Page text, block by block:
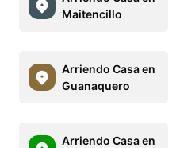
Maitencillo
Arriendo Casa en
Guanaquero
Arriendo Casa en